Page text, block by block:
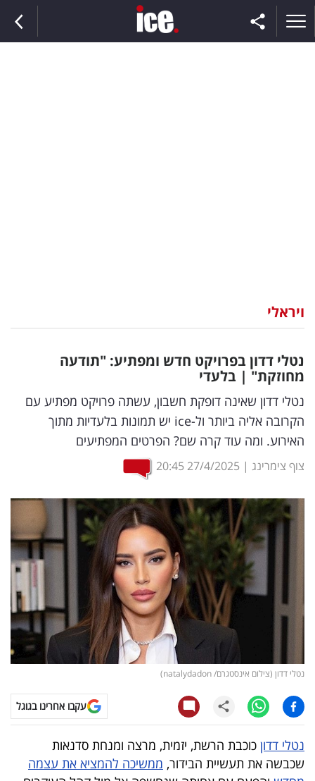
וצרכנות
דיגיטל
וטק
שיווק
ופרסום
מדדים
ומחקרים
רכילות
קריפטו
ויראלי
טלוויזיה
עסקי
ויראלי
נטלי דדון בפרויקט חדש ומפתיע: "תודעה
מחוזקת" | בלעדי
נטלי דדון שאינה דופקת חשבון, עשתה פרויקט מפתיע עם
הקרובה אליה ביותר ול-ice יש תמונות בלעדיות מתוך
האירוע. ומה עוד קרה שם? הפרטים המפתיעים
צוף צימרינג |
27/4/2025
20:45
נטלי דדון (צילום אינסטגרם/ natalydadon)
עקבו אחרינו בגוגל
נטלי דדון כוכבת הרשת, יזמית, מרצה ומנחת סדנאות
שכבשה את תעשיית הבידור, ממשיכה להמציא את עצמה